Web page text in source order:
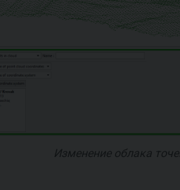
Изменение облака